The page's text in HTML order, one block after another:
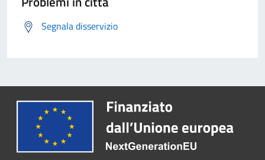
Segnala disservizio